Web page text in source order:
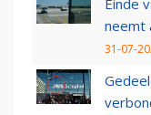
Einde
neemt
31-07-